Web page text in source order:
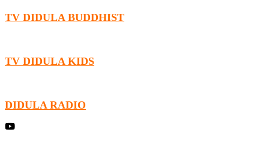
TV DIDULA BUDDHIST
TV DIDULA KIDS
DIDULA RADIO